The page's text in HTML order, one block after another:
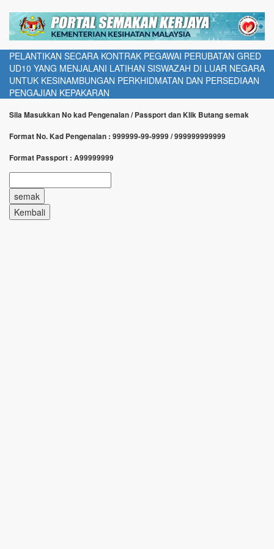
PELANTIKAN SECARA KONTRAK PEGAWAI PERUBATAN GRED
UD10 YANG MENJALANI LATIHAN SISWAZAH DI LUAR NEGARA
UNTUK KESINAMBUNGAN PERKHIDMATAN DAN PERSEDIAAN
PENGAJIAN KEPAKARAN
Sila Masukkan No kad Pengenalan / Passport dan Klik Butang semak
Format No. Kad Pengenalan : 999999-99-9999 / 999999999999
Format Passport : A99999999